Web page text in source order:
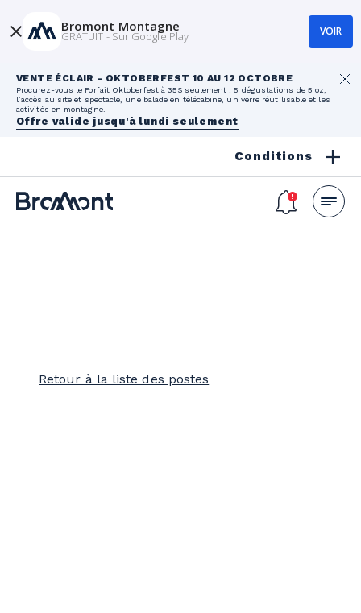
VENTE ÉCLAIR - OKTOBERFEST 10 AU 12 OCTOBRE
Procurez-vous le Forfait Oktoberfest à 35$ seulement : 5 dégustations de 5 oz,
l’accès au site et spectacle, une balade en télécabine, un verre réutilisable et les
activités en montagne.
Offre valide jusqu'à lundi seulement
Conditions
Retour à la liste des postes
Bromont Montagne
GRATUIT - Sur Google Play VOIR